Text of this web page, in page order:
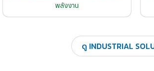
พลังงาน
ดู INDUSTRIAL